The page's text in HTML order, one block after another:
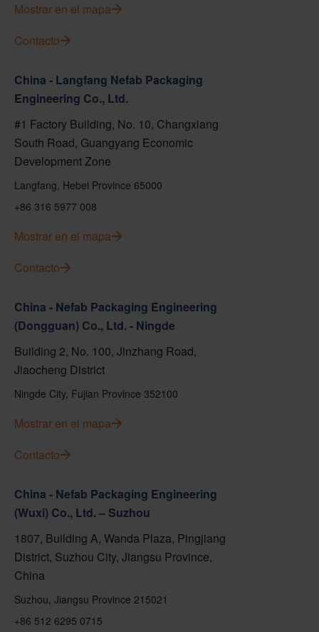
Mostrar en el mapa
Contacto
China - Langfang Nefab Packaging
Engineering Co., Ltd.
#1 Factory Building, No. 10, Changxiang
South Road, Guangyang Economic
Development Zone
Langfang, Hebei Province 65000
+86 316 5977 008
Mostrar en el mapa
Contacto
China - Nefab Packaging Engineering
(Dongguan) Co., Ltd. - Ningde
Building 2, No. 100, Jinzhang Road,
Jiaocheng District
Ningde City, Fujian Province 352100
Mostrar en el mapa
Contacto
China - Nefab Packaging Engineering
(Wuxi) Co., Ltd. – Suzhou
1807, Building A, Wanda Plaza, Pingjiang
District, Suzhou City, Jiangsu Province,
China
Suzhou, Jiangsu Province 215021
+86 512 6295 0715